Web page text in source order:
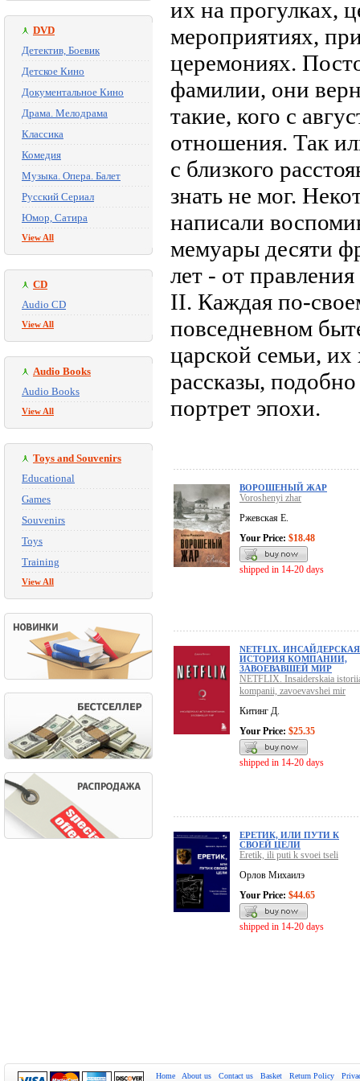
DVD
Детектив, Боевик
Детское Кино
Документальное Кино
Драма. Мелодрама
Классика
Комедия
Музыка. Опера. Балет
Русский Сериал
Юмор, Сатира
View All
CD
Audio CD
View All
Audio Books
Audio Books
View All
Toys and Souvenirs
Educational
Games
Souvenirs
Toys
Training
View All
их на прогулках,
мероприятиях,
церемониях.
фамилии, они
такие, кого с
отношения. Так
с близкого
знать не мог.
написали
мемуары десяти
лет - от
II. Каждая по-
повседневном
царской семьи, их
рассказы,
портрет эпохи.
ВОРОШЕНЫЙ ЖАР
Voroshenyi zhar
Ржевская Е.
Your Price: $18.48
shipped in 14-20 days
NETFLIX. ИНСАЙДЕРСКАЯ
ИСТОРИЯ КОМПАНИИ,
ЗАВОЕВАВШЕЙ МИР
NETFLIX. Insaiderskaia
kompanii, zavoevavshei mir
Китинг Д.
Your Price: $25.35
shipped in 14-20 days
ЕРЕТИК, ИЛИ ПУТИ К
СВОЕЙ ЦЕЛИ
Eretik, ili puti k svoei tseli
Орлов Михаилэ
Your Price: $44.65
shipped in 14-20 days
Home About us Contact us Basket Return Policy